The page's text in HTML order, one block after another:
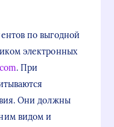
по выгодной
электронных
. При
Они должны
видом и